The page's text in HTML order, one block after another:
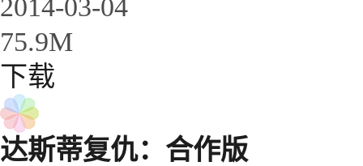
2014-03-04
75.9M
下载
达斯蒂复仇：合作版